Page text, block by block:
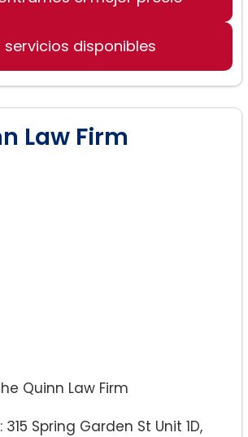
servicios disponibles
Law Firm
Quinn Law Firm
: 315 Spring Garden St Unit 1D,